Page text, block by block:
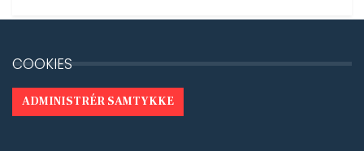
COOKIES
ADMINISTRÉR SAMTYKKE